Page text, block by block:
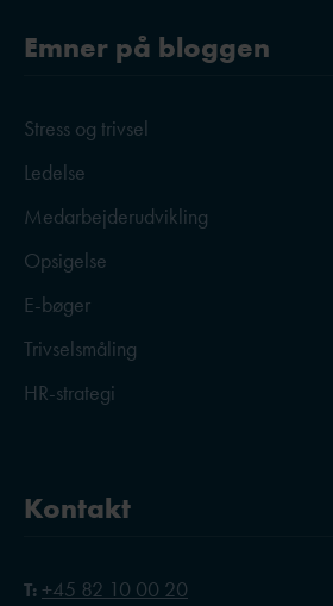
Emner på bloggen
Stress og trivsel
Ledelse
Medarbejderudvikling
Opsigelse
E-bøger
Trivselsmåling
HR-strategi
Kontakt
T: +45 82 10 00 20